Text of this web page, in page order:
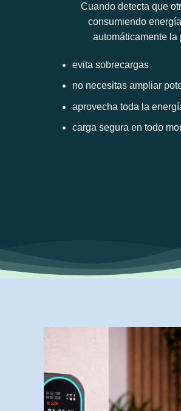
Cuando detecta que
consumiendo
automáticamente la
evita sobrecargas
no necesitas ampliar
aprovecha toda la
carga segura en todo